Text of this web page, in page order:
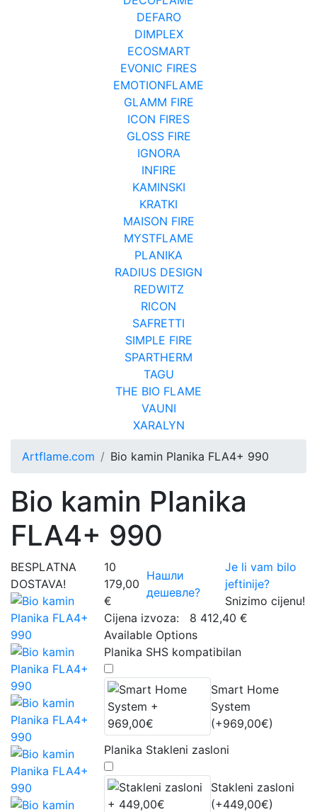
DEFARO
DIMPLEX
ECOSMART
EVONIC FIRES
EMOTIONFLAME
GLAMM FIRE
ICON FIRES
GLOSS FIRE
IGNORA
INFIRE
KAMINSKI
KRATKI
MAISON FIRE
MYSTFLAME
PLANIKA
RADIUS DESIGN
REDWITZ
RICON
SAFRETTI
SIMPLE FIRE
SPARTHERM
TAGU
THE BIO FLAME
VAUNI
XARALYN
Artflame.com Bio kamin Planika FLA4+ 990
Bio kamin Planika
FLA4+ 990
BESPLATNA
DOSTAVA!
10
179,00
€
Нашли
дешевле?
Je li vam bilo
jeftinije?
Snizimo cijenu!
Cijena izvoza:
8 412,40 €
Available Options
Planika SHS kompatibilan
Smart Home
System
(+969,00€)
Planika Stakleni zasloni
Stakleni zasloni
(+449,00€)